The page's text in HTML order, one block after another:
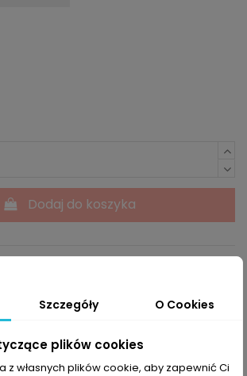
Dodaj do koszyka
kiedy dostępne
Szczegóły O Cookies
plików cookies
z własnych plików cookie, aby zapewnić Ci